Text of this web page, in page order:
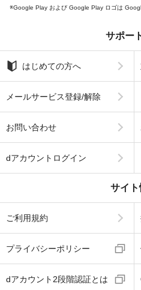
Google Play および Google Play ロゴは
サポー
はじめての方へ
メールサービス登録/解除
お問い合わせ
dアカウントログイン
サイト
ご利用規約
プライバシーポリシー
dアカウント2段階認証とは